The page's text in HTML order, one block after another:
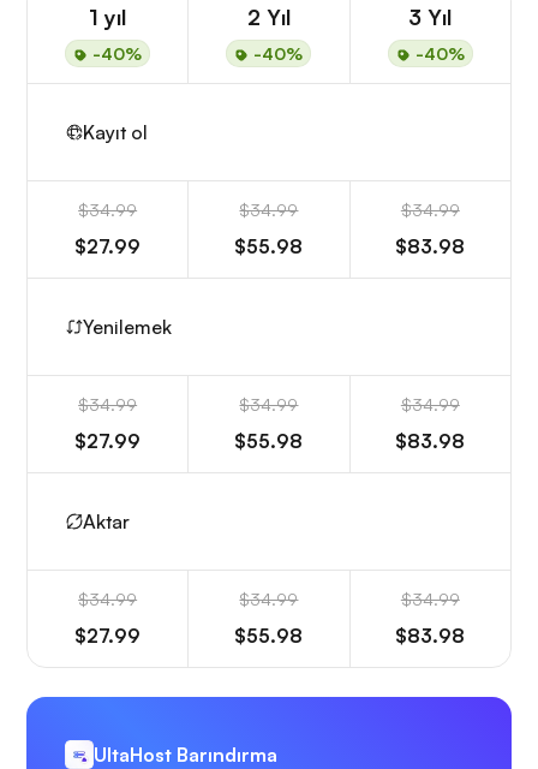
1 yıl
-40%
2 Yıl
-40%
3 Yıl
-40%
Kayıt ol
$34.99
$27.99
$34.99
$55.98
$34.99
$83.98
Yenilemek
$34.99
$27.99
$34.99
$55.98
$34.99
$83.98
Aktar
$34.99
$27.99
$34.99
$55.98
$34.99
$83.98
UltaHost Barındırma